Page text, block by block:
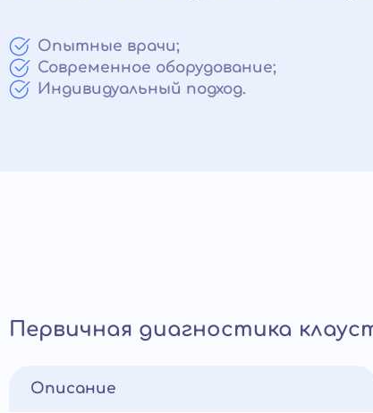
Опытные врачи;
Современное оборудование;
Индивидуальный подход.
Первичная диагностика
Описание